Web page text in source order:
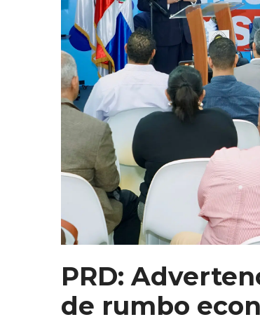
PRD:
de rumbo